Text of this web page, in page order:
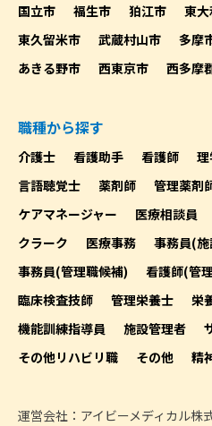
国立市
福生市 狛江市 東
東久留米市
武蔵村山市 多摩
あきる野市
西東京市 西多摩
職種から探す
介護士 看護助手 看護師
言語聴覚士
薬剤師 管理薬剤
ケアマネージャー
医療相談員
クラーク
医療事務 事務員(施
事務員(管理職候補)
看護師(管
臨床検査技師
管理栄養士 栄
機能訓練指導員
施設管理者
その他リハビリ職
その他 精
運営会社：アイビーメディカル株